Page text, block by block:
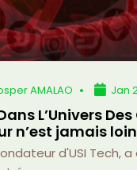
AMALAO Jan
L’Univers
n’est jamais loin
d'USI Tech,